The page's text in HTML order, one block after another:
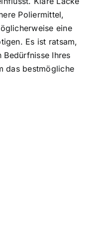
Poliermittel,
eine
Es ist ratsam,
Ihres
das bestmögliche